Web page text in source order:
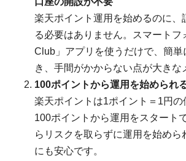
楽天ポイント運用を始めるのに、
る必要はありません。スマートフ
Club」アプリを使うだけで、簡単
き、手間がかからない点が大きな
100ポイントから運用を始められ
楽天ポイントは1ポイント＝1円
100ポイントから運用をスタート
らリスクを取らずに運用を始めら
にも安心です。